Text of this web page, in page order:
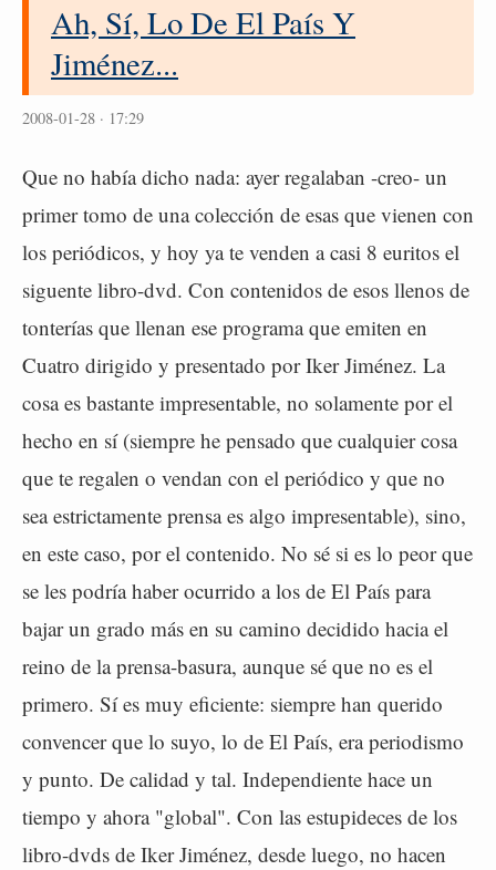
Ah, Sí, Lo De El País Y
Jiménez...
2008-01-28 · 17:29
Que no había dicho nada: ayer regalaban -creo- un
primer tomo de una colección de esas que vienen con
los periódicos, y hoy ya te venden a casi 8 euritos el
siguente libro-dvd. Con contenidos de esos llenos de
tonterías que llenan ese programa que emiten en
Cuatro dirigido y presentado por Iker Jiménez. La
cosa es bastante impresentable, no solamente por el
hecho en sí (siempre he pensado que cualquier cosa
que te regalen o vendan con el periódico y que no
sea estrictamente prensa es algo impresentable), sino,
en este caso, por el contenido. No sé si es lo peor que
se les podría haber ocurrido a los de El País para
bajar un grado más en su camino decidido hacia el
reino de la prensa-basura, aunque sé que no es el
primero. Sí es muy eficiente: siempre han querido
convencer que lo suyo, lo de El País, era periodismo
y punto. De calidad y tal. Independiente hace un
tiempo y ahora "global". Con las estupideces de los
libro-dvds de Iker Jiménez, desde luego, no hacen